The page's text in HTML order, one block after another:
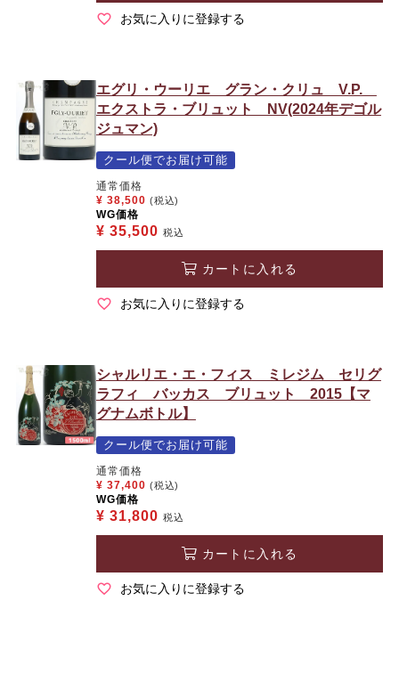
お気に入りに登録する
エグリ・ウーリエ グラン・クリュ V.P.
エクストラ・ブリュット NV(2024年デゴル
ジュマン)
クール便でお届け可能
通常価格
¥ 38,500 (税込)
WG価格
¥ 35,500 税込
カートに入れる
お気に入りに登録する
シャルリエ・エ・フィス ミレジム セリグ
ラフィ バッカス ブリュット 2015【マ
グナムボトル】
クール便でお届け可能
通常価格
¥ 37,400 (税込)
WG価格
¥ 31,800 税込
カートに入れる
お気に入りに登録する